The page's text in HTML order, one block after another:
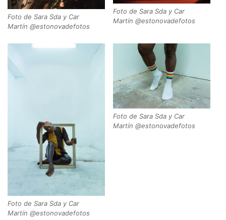
Foto de Sara Sda y Car
Martín @estonovadefotos
Foto de Sara Sda y Car
Martín @estonovadefotos
Foto de Sara Sda y Car
Martín @estonovadefotos
Foto de Sara Sda y Car
Martín @estonovadefotos